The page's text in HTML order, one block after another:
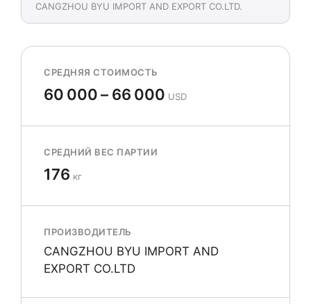
CANGZHOU BYU IMPORT AND EXPORT CO.LTD.
СРЕДНЯЯ СТОИМОСТЬ
60 000 – 66 000 USD
СРЕДНИЙ ВЕС ПАРТИИ
176 кг
ПРОИЗВОДИТЕЛЬ
CANGZHOU BYU IMPORT AND
EXPORT CO.LTD